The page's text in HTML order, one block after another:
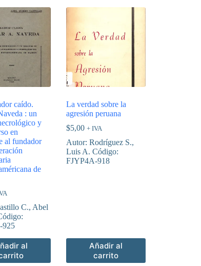
caído.
: un
y
en
al fundador
de
C., Abel
925
al
La verdad sobre la
agresión peruana
$5,00 + IVA
Autor: Rodríguez S.,
Luis A. Código:
FJYP4A-918
Añadir al
carrito